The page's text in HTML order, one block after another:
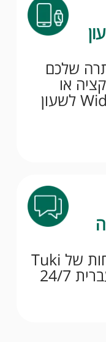
שלכם
או
באמצעות הורדת Widget לשעון
נתקעתם? שירות הלקוחות של Tuki